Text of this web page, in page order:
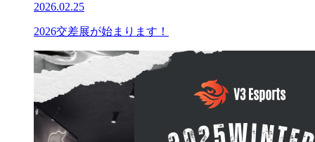
2026.02.25
2026交差展が始まります！